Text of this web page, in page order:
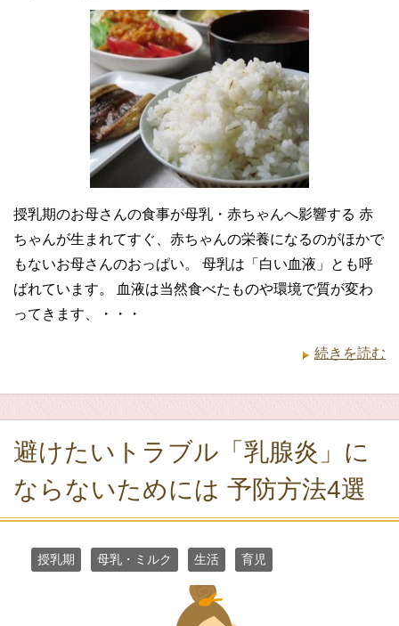
授乳期のお母さんの食事が母乳・赤ちゃんへ影響する 赤
ちゃんが生まれてすぐ、赤ちゃんの栄養になるのがほかで
もないお母さんのおっぱい。 母乳は「白い血液」とも呼
ばれています。 血液は当然食べたものや環境で質が変わ
ってきます、・・・
続きを読む
避けたいトラブル「乳腺炎」に
ならないためには 予防方法4選
授乳期 母乳・ミルク 生活 育児